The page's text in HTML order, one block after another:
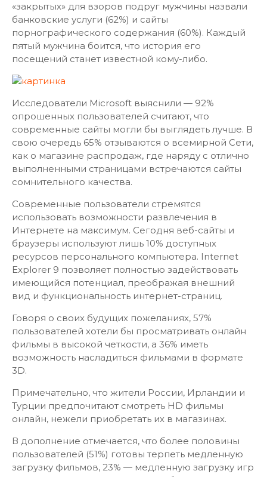
«закрытых» для взоров подруг мужчины назвали
банковские услуги (62%) и сайты
порнографического содержания (60%). Каждый
пятый мужчина боится, что история его
посещений станет известной кому-либо.
Исследователи Microsoft выяснили — 92%
опрошенных пользователей считают, что
современные сайты могли бы выглядеть лучше. В
свою очередь 65% отзываются о всемирной Сети,
как о магазине распродаж, где наряду с отлично
выполненными страницами встречаются сайты
сомнительного качества.
Современные пользователи стремятся
использовать возможности развлечения в
Интернете на максимум. Сегодня веб-сайты и
браузеры используют лишь 10% доступных
ресурсов персонального компьютера. Internet
Explorer 9 позволяет полностью задействовать
имеющийся потенциал, преображая внешний
вид и функциональность интернет-страниц.
Говоря о своих будущих пожеланиях, 57%
пользователей хотели бы просматривать онлайн
фильмы в высокой четкости, а 36% иметь
возможность насладиться фильмами в формате
3D.
Примечательно, что жители России, Ирландии и
Турции предпочитают смотреть HD фильмы
онлайн, нежели приобретать их в магазинах.
В дополнение отмечается, что более половины
пользователей (51%) готовы терпеть медленную
загрузку фильмов, 23% — медленную загрузку игр